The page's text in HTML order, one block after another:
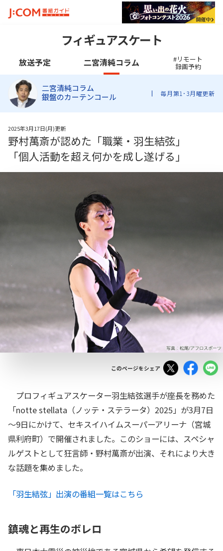
フィギュアスケート
放送予定 二宮清純コラム #リモート
録画予約
二宮清純コラム
銀盤のカーテンコール
毎月第1･3月曜更新
2025年3月17日(月)更新
野村萬斎が認めた「職業・羽生結弦」
「個人活動を超え何かを成し遂げる」
このページをシェア Tweet
プロフィギュアスケーター羽生結弦選手が座長を務めた
「notte stellata（ノッテ・ステラータ）2025」が3月7日
～9日にかけて、セキスイハイムスーパーアリーナ（宮城
県利府町）で開催されました。このショーには、スペシャ
ルゲストとして狂言師・野村萬斎が出演、それにより大き
な話題を集めました。
「羽生結弦」出演の番組一覧はこちら
鎮魂と再生のボレロ